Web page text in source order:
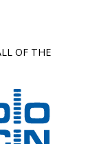
OF THE